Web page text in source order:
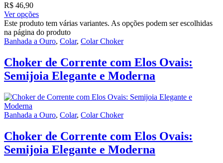
R$ 46,90
Ver opções
Este produto tem várias variantes. As opções podem ser escolhidas
na página do produto
Banhada a Ouro, Colar, Colar Choker
Choker de Corrente com Elos Ovais:
Semijoia Elegante e Moderna
Banhada a Ouro, Colar, Colar Choker
Choker de Corrente com Elos Ovais:
Semijoia Elegante e Moderna